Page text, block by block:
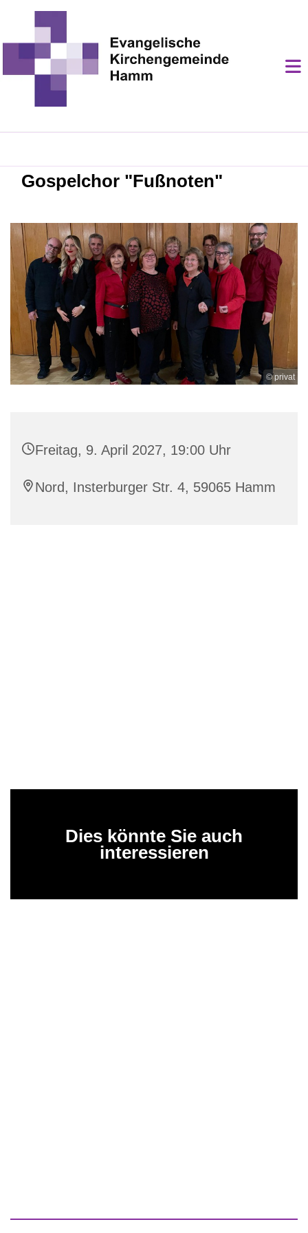
Gospelchor "Fußnoten"
© privat
Freitag, 9. April 2027, 19:00 Uhr
Nord, Insterburger Str. 4, 59065 Hamm
Dies könnte Sie auch
interessieren